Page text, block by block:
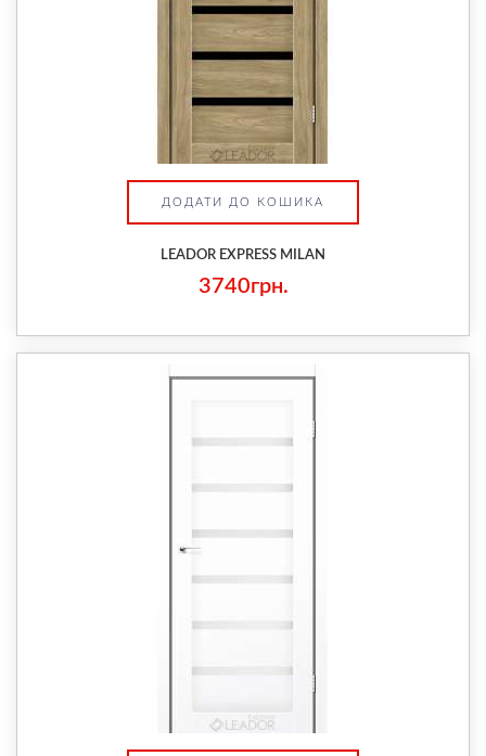
ДОДАТИ ДО КОШИКА
LEADOR EXPRESS MILAN
3740грн.